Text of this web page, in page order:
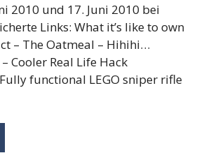
2010 und 17. Juni 2010 bei
Links: What it’s like to own
– The Oatmeal – Hihihi…
Cooler Real Life Hack
functional LEGO sniper rifle